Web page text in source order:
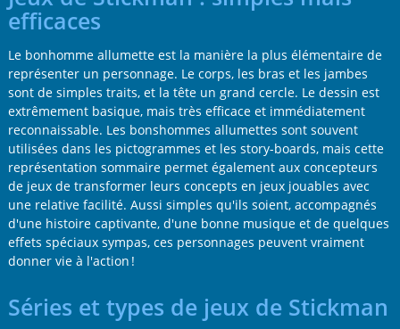
efficaces
Le bonhomme allumette est la manière la plus élémentaire de
représenter un personnage. Le corps, les bras et les jambes
sont de simples traits, et la tête un grand cercle. Le dessin est
extrêmement basique, mais très efficace et immédiatement
reconnaissable. Les bonshommes allumettes sont souvent
utilisées dans les pictogrammes et les story-boards, mais cette
représentation sommaire permet également aux concepteurs
de jeux de transformer leurs concepts en jeux jouables avec
une relative facilité. Aussi simples qu'ils soient, accompagnés
d'une histoire captivante, d'une bonne musique et de quelques
effets spéciaux sympas, ces personnages peuvent vraiment
donner vie à l'action !
Séries et types de jeux de Stickman